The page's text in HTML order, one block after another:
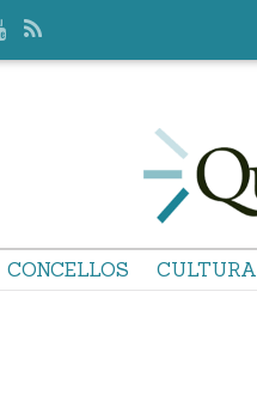
CONCELLOS CULTURA